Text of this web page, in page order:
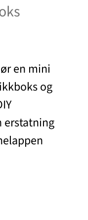
en mini
og
erstatning